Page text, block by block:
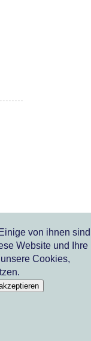
von ihnen sind
Website und Ihre
Cookies,